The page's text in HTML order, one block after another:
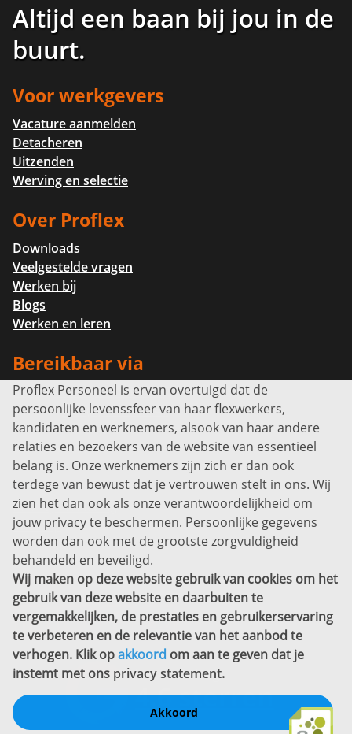
Altijd een baan bij jou in de
buurt.
Voor werkgevers
Vacature aanmelden
Detacheren
Uitzenden
Werving en selectie
Over Proflex
Downloads
Veelgestelde vragen
Werken bij
Blogs
Werken en leren
Bereikbaar via
Info@proflexpersoneel.nl
Bel ons:+31 (0)85 0450040
Prins Willem-Alexanderlaan 301
7311 SW Apeldoorn
Disclaimer
Privacyverklaring
Sitemap
Copyright
Bekijk ook eens
Proflex Personeel is ervan overtuigd dat de
persoonlijke levenssfeer van haar flexwerkers,
kandidaten en werknemers, alsook van haar andere
relaties en bezoekers van de website van essentieel
belang is. Onze werknemers zijn zich er dan ook
terdege van bewust dat je vertrouwen stelt in ons. Wij
zien het dan ook als onze verantwoordelijkheid om
jouw privacy te beschermen. Persoonlijke gegevens
worden dan ook met de grootste zorgvuldigheid
behandeld en beveiligd.
Wij maken op deze website gebruik van cookies om het
gebruik van deze website en daarbuiten te
vergemakkelijken, de prestaties en gebruikerservaring
te verbeteren en de relevantie van het aanbod te
verhogen. Klik opakkoord om aan te geven dat je
instemt met ons privacy statement.
Akkoord